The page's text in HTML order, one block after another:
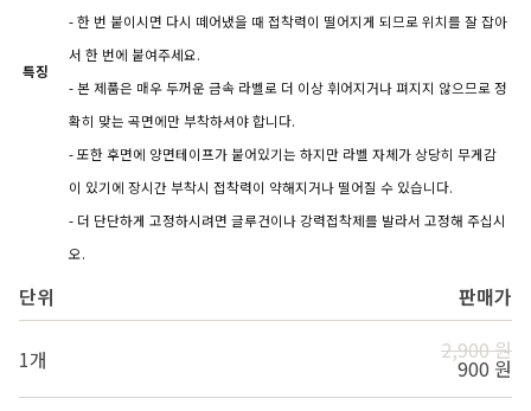
특징
- 한 번 붙이시면 다시 떼어냈을 때 접착력이 떨어지게 되므로 위치를 잘 잡아
서 한 번에 붙여주세요.
- 본 제품은 매우 두꺼운 금속 라벨로 더 이상 휘어지거나 펴지지 않으므로 정
확히 맞는 곡면에만 부착하셔야 합니다.
- 또한 후면에 양면테이프가 붙어있기는 하지만 라벨 자체가 상당히 무게감
이 있기에 장시간 부착시 접착력이 약해지거나 떨어질 수 있습니다.
- 더 단단하게 고정하시려면 글루건이나 강력접착제를 발라서 고정해 주십시
오.
단위 판매가
1개 2,900 원
900 원